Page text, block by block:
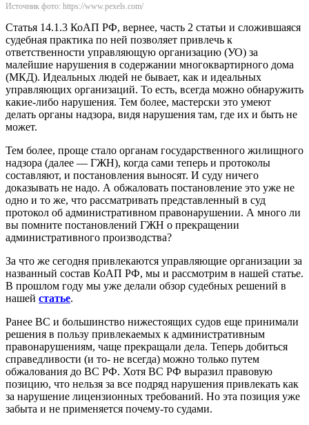
Источник фото: https://www.pexels.com/
Статья 14.1.3 КоАП РФ, вернее, часть 2 статьи и сложившаяся
судебная практика по ней позволяет привлечь к
ответственности управляющую организацию (УО) за
малейшие нарушения в содержании многоквартирного дома
(МКД). Идеальных людей не бывает, как и идеальных
управляющих организаций. То есть, всегда можно обнаружить
какие-либо нарушения. Тем более, мастерски это умеют
делать органы надзора, видя нарушения там, где их и быть не
может.
Тем более, проще стало органам государственного жилищного
надзора (далее — ГЖН), когда сами теперь и протоколы
составляют, и постановления выносят. И суду ничего
доказывать не надо. А обжаловать постановление это уже не
одно и то же, что рассматривать представленный в суд
протокол об административном правонарушении. А много ли
вы помните постановлений ГЖН о прекращении
административного производства?
За что же сегодня привлекаются управляющие организации за
названный состав КоАП РФ, мы и рассмотрим в нашей статье.
В прошлом году мы уже делали обзор судебных решений в
нашей статье.
Ранее ВС и большинство нижестоящих судов еще принимали
решения в пользу привлекаемых к административным
правонарушениям, чаще прекращали дела. Теперь добиться
справедливости (и то- не всегда) можно только путем
обжалования до ВС РФ. Хотя ВС РФ выразил правовую
позицию, что нельзя за все подряд нарушения привлекать как
за нарушение лицензионных требований. Но эта позиция уже
забыта и не применяется почему-то судами.